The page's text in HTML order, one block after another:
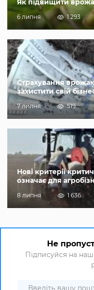
Як підвищити
6 липня 1 293
Страхування
захистити свій
7 липня 519
Нові критерії
означає для
8 липня 1 636
Не
Підписуйся на